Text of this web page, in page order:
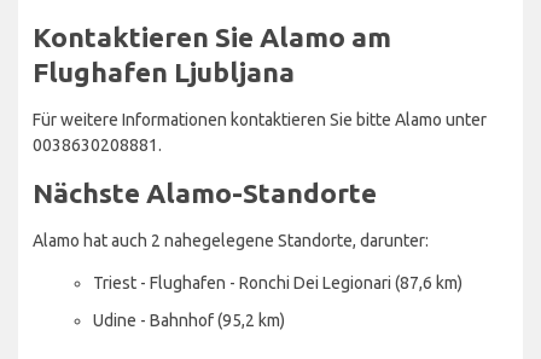
Kontaktieren Sie Alamo am
Flughafen Ljubljana
Für weitere Informationen kontaktieren Sie bitte Alamo unter
0038630208881.
Nächste Alamo-Standorte
Alamo hat auch 2 nahegelegene Standorte, darunter:
Triest - Flughafen - Ronchi Dei Legionari (87,6 km)
Udine - Bahnhof (95,2 km)